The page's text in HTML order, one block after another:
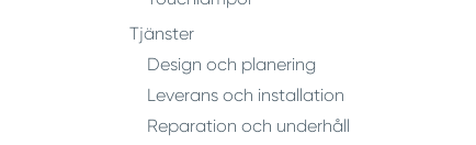
Tjänster
Design och planering
Leverans och installation
Reparation och underhåll